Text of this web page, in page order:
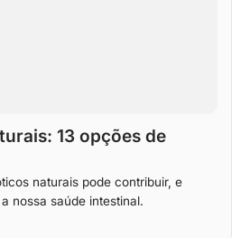
13 opções de
naturais pode contribuir, e
nossa saúde intestinal.